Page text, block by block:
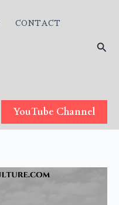
CONTACT
検
YouTube Channel